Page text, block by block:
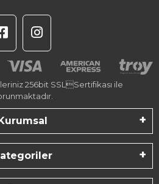
256bit SSLSertifikası ile
Kurumsal